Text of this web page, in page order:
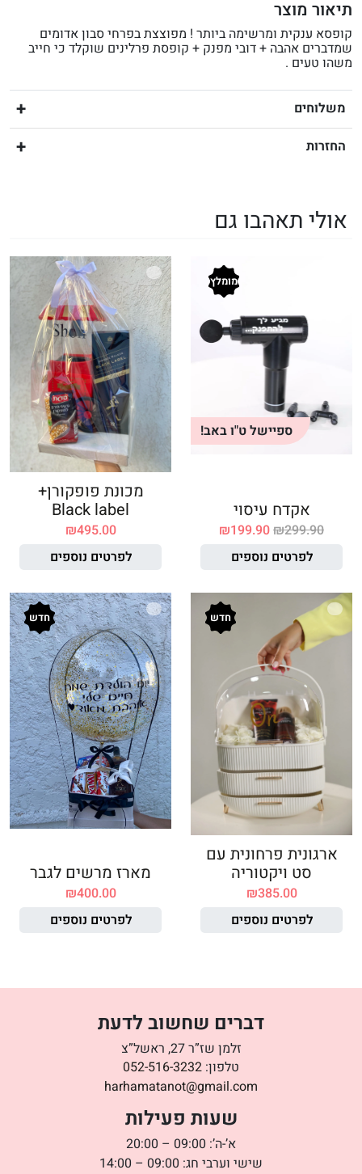
תיאור מוצר
קופסא ענקית ומרשימה ביותר ! מפוצצת בפרחי סבון אדומים
שמדברים אהבה + דובי מפנק + קופסת פרלינים שוקלד כי חייב
משהו טעים .
משלוחים
החזרות
אולי תאהבו גם
מומלץ
ספיישל ט"ו באב!
אקדח עיסוי
₪299.90
₪199.90
לפרטים נוספים
מכונת פופקורן+
Black label
₪495.00
לפרטים נוספים
חדש
ארגונית פרחונית עם
סט ויקטוריה
₪385.00
לפרטים נוספים
חדש
מארז מרשים לגבר
₪400.00
לפרטים נוספים
דברים שחשוב לדעת
זלמן שז”ר 27, ראשל”צ
טלפון: 052-516-3232
harhamatanot@gmail.com
שעות פעילות
א’-ה’: 09:00 – 20:00
שישי וערבי חג: 09:00 – 14:00